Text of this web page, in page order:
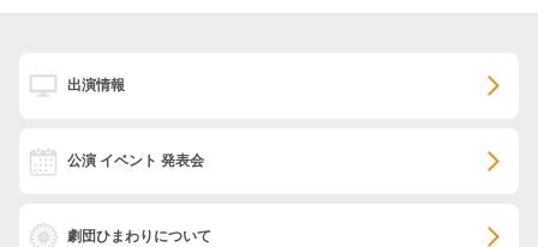
出演情報
公演 イベント 発表会
劇団ひまわりについて